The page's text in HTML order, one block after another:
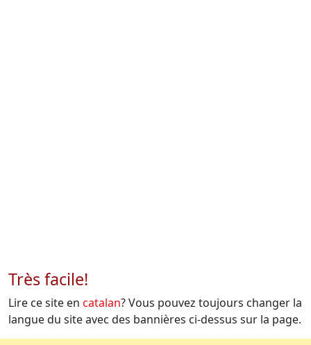
Très facile!
Lire ce site en catalan? Vous pouvez toujours changer la
langue du site avec des bannières ci-dessus sur la page.